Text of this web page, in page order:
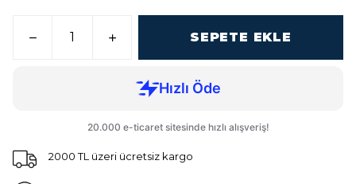
SEPETE EKLE
2000 TL üzeri ücretsiz kargo